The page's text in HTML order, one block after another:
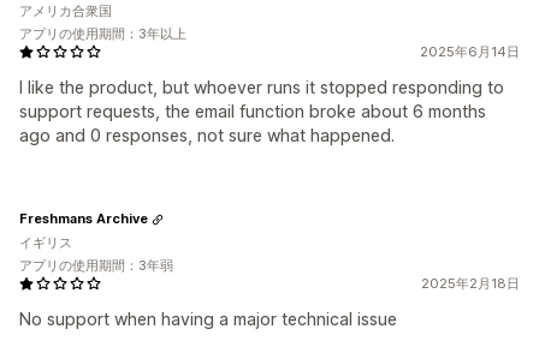
2025年6月14日
I like the product, but whoever runs it stopped responding to
support requests, the email function broke about 6 months
ago and 0 responses, not sure what happened.
アメリカ合衆国
アプリの使用期間：3年以上
2025年2月18日
No support when having a major technical issue
Freshmans Archive
イギリス
アプリの使用期間：3年弱